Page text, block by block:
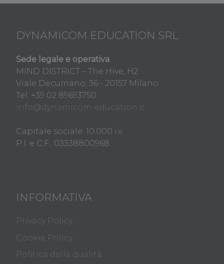
DYNAMICOM EDUCATION SRL
Sede legale e operativa
MIND DISTRICT – The Hive, H2
Viale Decumano, 36 - 20157 Milano
Tel. +39 02 89693750
info@dynamicom-education.it
Capitale sociale: 10.000 i.v.
P.I. e C.F.: 03338800968
INFORMATIVA
Privacy Policy
Cookie Policy
Politica della qualità